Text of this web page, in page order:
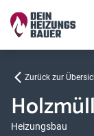
Zurück zur
Heizungsbau